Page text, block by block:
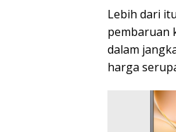
Lebih dari
pembaruan
dalam
harga